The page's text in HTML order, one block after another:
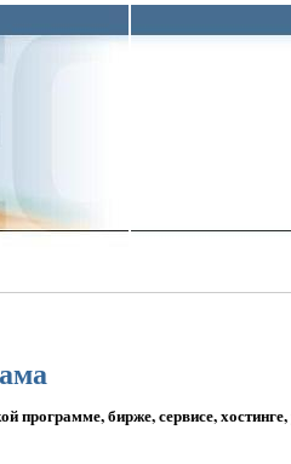
бирже, сервисе, хостинге,